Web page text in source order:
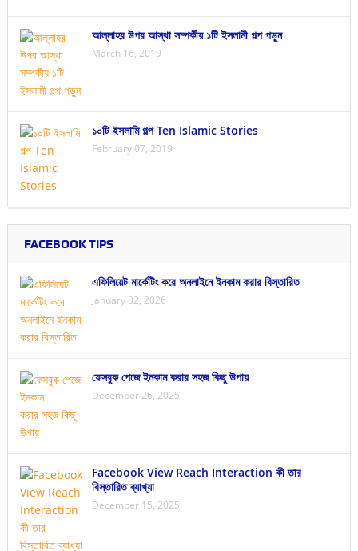
আল্লাহর উপর আস্থা সম্পর্কীয় ১টি ইসলামী গল্প পড়ুন
March 16, 2019
১০টি ইসলামি গল্প Ten Islamic Stories
February 07, 2019
FACEBOOK TIPS
এফিলিয়েট মার্কেটিং করে অনলাইনে ইনকাম করার বিস্তারিত
January 02, 2026
ফেসবুক পেজে ইনকাম করার সহজ কিছু উপায়
December 26, 2025
Facebook View Reach Interaction কী তার
বিস্তারিত ব্যাখ্যা
December 15, 2025